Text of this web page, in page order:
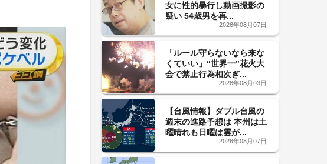
女に性的暴行し動画撮影の
疑い 54歳男を再...
2026年08月07日
「ルール守らないなら来な
くていい」“世界一”花火大
会で禁止行為相次ぎ...
2026年08月03日
【台風情報】ダブル台風の
週末の進路予想は 本州は土
曜晴れも日曜は雲が...
2026年08月07日